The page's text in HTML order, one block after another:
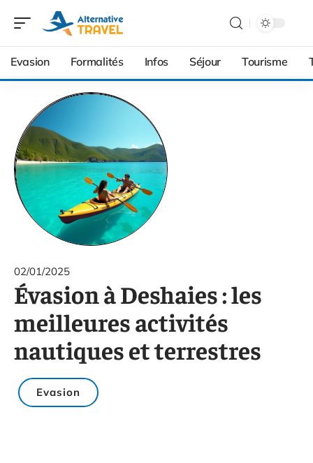
Evasion Formalités Infos Séjour Tourisme
02/01/2025
Évasion à Deshaies : les
meilleures activités
nautiques et terrestres
Evasion